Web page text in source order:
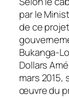
par le
de ce
Bukanga-
Dollars
mars 2015,
œuvre du